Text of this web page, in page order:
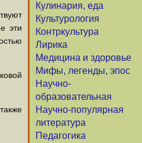
Кулинария, еда
Культурология
Контркультура
Лирика
Медицина и здоровье
Мифы, легенды, эпос
Научно-
образовательная
Научно-популярная
литература
Педагогика
эти